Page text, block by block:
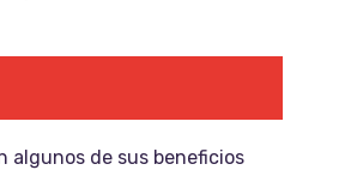
algunos de sus beneficios